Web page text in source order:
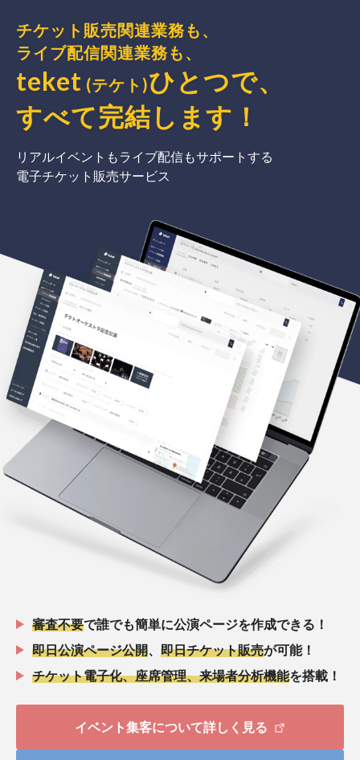
チケット販売関連業務も、
ライブ配信関連業務も、
teket (テケト)ひとつで、
すべて完結 します ！
リアルイベントもライブ配信もサポートする
電子チケット販売サービス
審査不要で誰でも簡単に公演ページを作成できる！
即日公演ページ公開
即日チケット販売が可能！
チケット電子化、座席管理、来場者分析機能を搭載！
イベント集客について詳しく見る